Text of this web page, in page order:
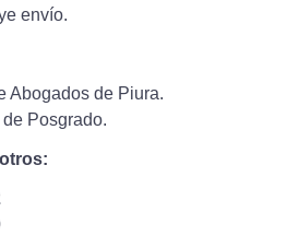
envío.
Abogados de Piura.
Posgrado.